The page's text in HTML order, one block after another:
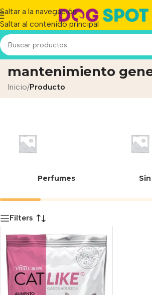
Saltar a la navegación
Saltar al contenido principal
Para necesidades de
mantenimiento
Inicio/Producto
Perfumes
Filters